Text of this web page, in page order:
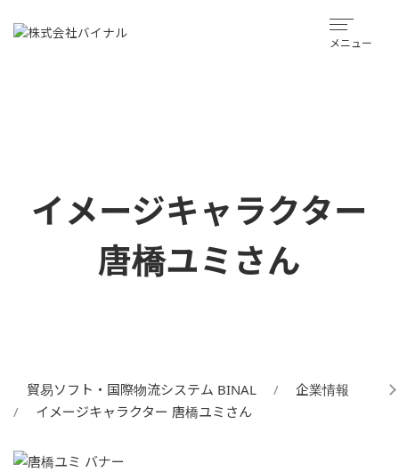
メニュー
イメージキャラクター
唐橋ユミさん
貿易ソフト・国際物流システム BINAL
企業情報
イメージキャラクター 唐橋ユミさん